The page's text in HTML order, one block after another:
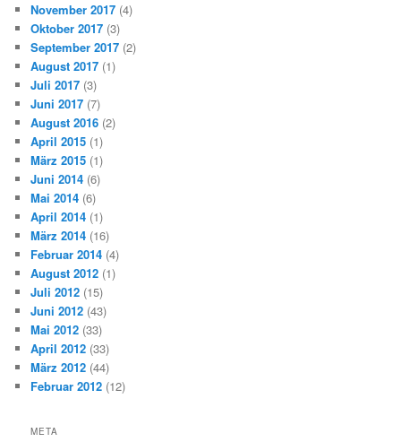
November 2017 (4)
Oktober 2017 (3)
September 2017 (2)
August 2017 (1)
Juli 2017 (3)
Juni 2017 (7)
August 2016 (2)
April 2015 (1)
März 2015 (1)
Juni 2014 (6)
Mai 2014 (6)
April 2014 (1)
März 2014 (16)
Februar 2014 (4)
August 2012 (1)
Juli 2012 (15)
Juni 2012 (43)
Mai 2012 (33)
April 2012 (33)
März 2012 (44)
Februar 2012 (12)
META